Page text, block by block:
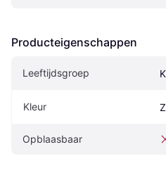
Producteigenschappen
Leeftijdsgroep
Kleur
Opblaasbaar